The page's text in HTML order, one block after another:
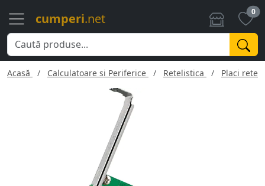
cumperi.net 0
Acasă Calculatoare si Periferice Retelistica Placi retea